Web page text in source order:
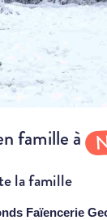
famille à
la famille
Faïencerie